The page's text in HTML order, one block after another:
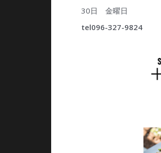
30日 金曜日
tel096-327-9824